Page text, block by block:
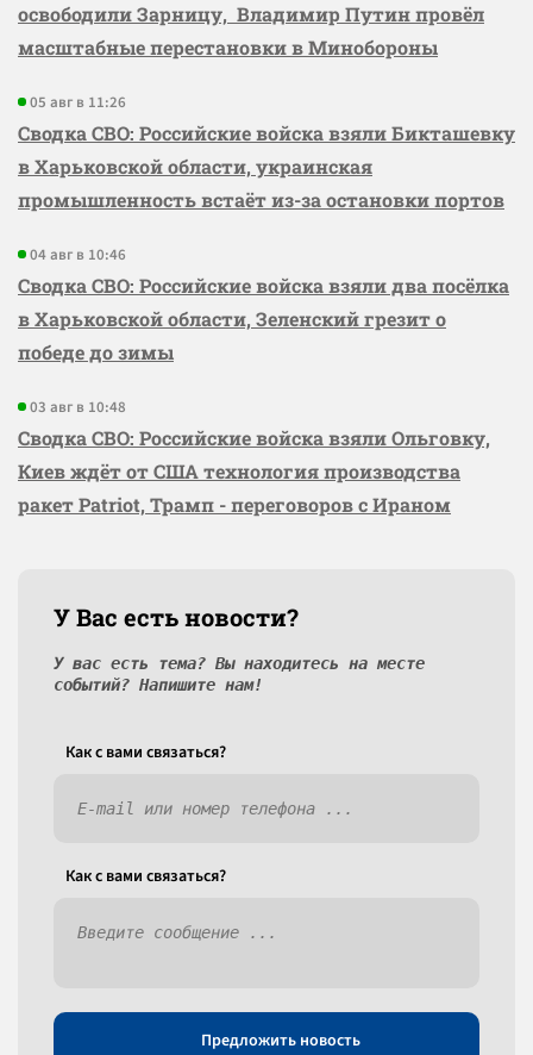
освободили Зарницу, Владимир Путин провёл
масштабные перестановки в Минобороны
05 авг в 11:26
Сводка СВО: Российские войска взяли Бикташевку
в Харьковской области, украинская
промышленность встаёт из-за остановки портов
04 авг в 10:46
Сводка СВО: Российские войска взяли два посёлка
в Харьковской области, Зеленский грезит о
победе до зимы
03 авг в 10:48
Сводка СВО: Российские войска взяли Ольговку,
Киев ждёт от США технология производства
ракет Patriot, Трамп - переговоров с Ираном
У Вас есть новости?
У вас есть тема? Вы находитесь на месте
событий? Напишите нам!
Как c вами связаться?
Как c вами связаться?
Предложить новость